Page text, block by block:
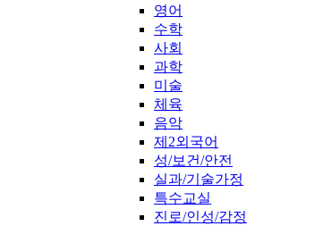
영어
수학
사회
과학
미술
체육
음악
제2외국어
성/보건/안전
실과/기술가정
특수교실
진로/인성/감정